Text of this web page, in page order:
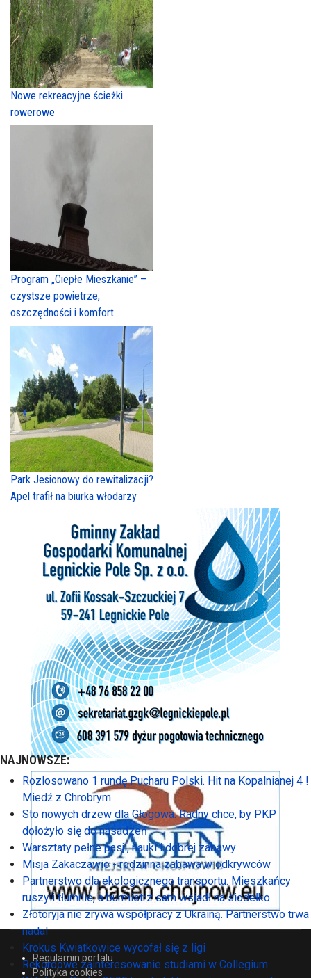
Nowe rekreacyjne ścieżki
rowerowe
Program „Ciepłe Mieszkanie” –
czystsze powietrze,
oszczędności i komfort
Park Jesionowy do rewitalizacji?
Apel trafił na biurka włodarzy
Regulamin portalu
Polityka cookies
NAJNOWSZE:
Rozlosowano 1 rundę Pucharu Polski. Hit na Kopalnianej 4 !
Miedź z Chrobrym
Sto nowych drzew dla Głogowa. Radny chce, by PKP
dołożyło się do nasadzeń
Warsztaty pełne pasji, nauki i dobrej zabawy
Misja Zakaczawie - rodzinna zabawa w odkrywców
Partnerstwo dla ekologicznego transportu. Mieszkańcy
ruszyli tłumnie, a burmistrz sam wsiadł na siodełko
Złotoryja nie zrywa współpracy z Ukrainą. Partnerstwo trwa
nadal
Krokus Kwiatkowice wycofał się z ligi
Rekordowe zainteresowanie studiami w Collegium